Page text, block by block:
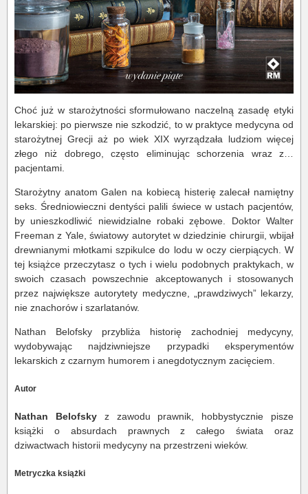
Choć już w starożytności sformułowano naczelną zasadę etyki
lekarskiej: po pierwsze nie szkodzić, to w praktyce medycyna od
starożytnej Grecji aż po wiek XIX wyrządzała ludziom więcej
złego niż dobrego, często eliminując schorzenia wraz z…
pacjentami.
Starożytny anatom Galen na kobiecą histerię zalecał namiętny
seks. Średniowieczni dentyści palili świece w ustach pacjentów,
by unieszkodliwić niewidzialne robaki zębowe. Doktor Walter
Freeman z Yale, światowy autorytet w dziedzinie chirurgii, wbijał
drewnianymi młotkami szpikulce do lodu w oczy cierpiących. W
tej książce przeczytasz o tych i wielu podobnych praktykach, w
swoich czasach powszechnie akceptowanych i stosowanych
przez największe autorytety medyczne, „prawdziwych” lekarzy,
nie znachorów i szarlatanów.
Nathan Belofsky przybliża historię zachodniej medycyny,
wydobywając najdziwniejsze przypadki eksperymentów
lekarskich z czarnym humorem i anegdotycznym zacięciem.
Autor
Nathan Belofskyz zawodu prawnik, hobbystycznie pisze
książki o absurdach prawnych z całego świata oraz
dziwactwach historii medycyny na przestrzeni wieków.
Metryczka książki